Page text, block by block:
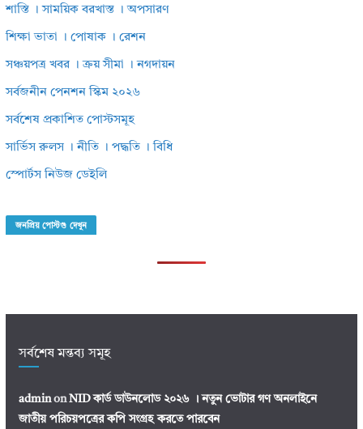
শাস্তি । সাময়িক বরখাস্ত । অপসারণ
শিক্ষা ভাতা । পোষাক । রেশন
সঞ্চয়পত্র খবর । ক্রয় সীমা । নগদায়ন
সর্বজনীন পেনশন স্কিম ২০২৬
সর্বশেষ প্রকাশিত পোস্টসমূহ
সার্ভিস রুলস । নীতি । পদ্ধতি । বিধি
স্পোর্টস নিউজ ডেইলি
জনপ্রিয় পোস্টগু দেখুন
সর্বশেষ মন্তব্য সমূহ
adminonNID কার্ড ডাউনলোড ২০২৬ । নতুন ভোটার গণ অনলাইনে
জাতীয় পরিচয়পত্রের কপি সংগ্রহ করতে পারবেন